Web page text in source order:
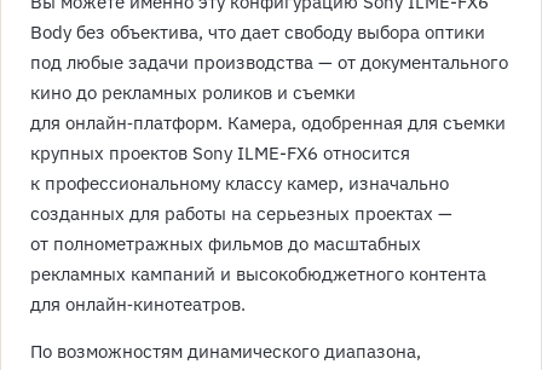
Body без объектива, что дает свободу выбора оптики
под любые задачи производства — от документального
кино до рекламных роликов и съемки
для онлайн‑платформ. Камера, одобренная для съемки
крупных проектов Sony ILME-FX6 относится
к профессиональному классу камер, изначально
созданных для работы на серьезных проектах —
от полнометражных фильмов до масштабных
рекламных кампаний и высокобюджетного контента
для онлайн‑кинотеатров.
По возможностям динамического диапазона,